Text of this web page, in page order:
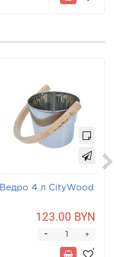
Ведро 4 л CityWood
123.00 BYN
+
-